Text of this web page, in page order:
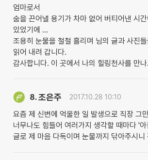
엄마로서
숨을 끈어낼 용기가 차마 없어 버티어낸 시
있었기에 ...
조용히 눈물을 철철 흘리며 님의 글과 사진
읽어 내려 갑니다.
감사합니다. 이 곳에서 나의 힐링천사를 만
8.조은주 2017.10.28 10:10
요즘 제 신변에 억울한 일 발생으로 직장 그
너무나도 힘들어 여러가지 생각할 때마다 '
글로 제 마음 다독이며 눈물까지 닦아주시니